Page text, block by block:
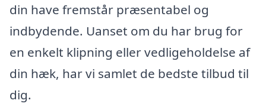
din have fremstår præsentabel og
indbydende. Uanset om du har brug for
en enkelt klipning eller vedligeholdelse af
din hæk, har vi samlet de bedste tilbud til
dig.